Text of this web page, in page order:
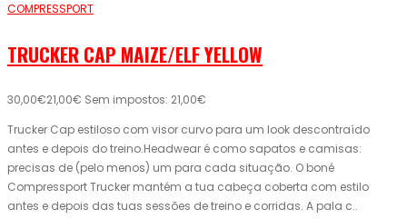
COMPRESSPORT
TRUCKER CAP MAIZE/ELF YELLOW
30,00€21,00€ Sem impostos: 21,00€
Trucker Cap estiloso com visor curvo para um look descontraído
antes e depois do treino.Headwear é como sapatos e camisas:
precisas de (pelo menos) um para cada situação. O boné
Compressport Trucker mantém a tua cabeça coberta com estilo
antes e depois das tuas sessões de treino e corridas. A pala c..